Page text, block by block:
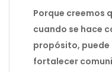
Porque creemos
cuando se hace
propósito,
fortalecer